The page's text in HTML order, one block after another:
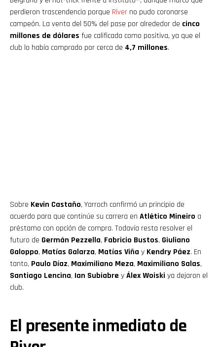
perdieron trascendencia porque River no pudo coronarse
campeón. La venta del 50% del pase por alrededor de cinco
millones de dólares fue calificada como positiva, ya que el
club lo había comprado por cerca de 4,7 millones.
Sobre Kevin Castaño, Yarroch confirmó un principio de
acuerdo para que continúe su carrera en Atlético Mineiro a
préstamo con opción de compra. Todavía resta resolver el
futuro de Germán Pezzella, Fabricio Bustos, Giuliano
Galoppo, Matías Galarza, Matías Viña y Kendry Páez. En
tanto, Paulo Díaz, Maximiliano Meza, Maximiliano Salas,
Santiago Lencina, Ian Subiabre yÁlex Woiski ya dejaron el
club.
El presente inmediato de